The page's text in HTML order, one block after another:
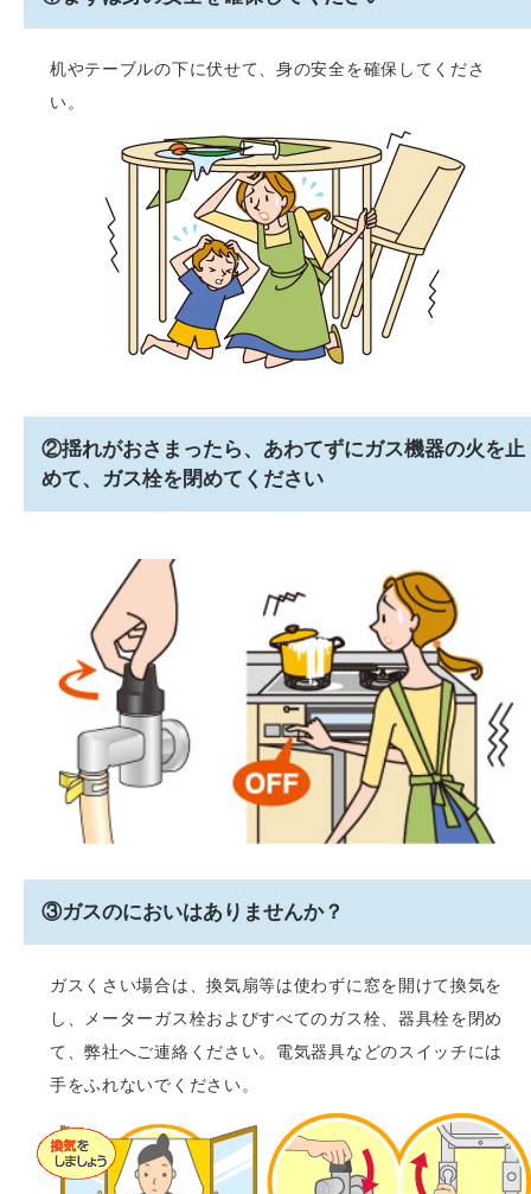
机やテーブルの下に伏せて、身の安全を確保してくださ
い。
②揺れがおさまったら、あわてずにガス機器の火を止
めて、ガス栓を閉めてください
③ガスのにおいはありませんか？
ガスくさい場合は、換気扇等は使わずに窓を開けて換気を
し、メーターガス栓およびすべてのガス栓、器具栓を閉め
て、弊社へご連絡ください。電気器具などのスイッチには
手をふれないでください。